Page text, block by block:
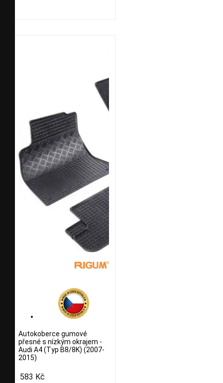
Autokoberce gumové
přesné s nízkým okrajem -
Audi A4 (Typ B8/8K) (2007-
2015)
583 Kč